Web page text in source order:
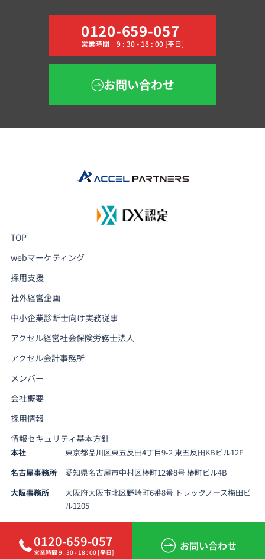
0120-659-057
営業時間 9 : 30 - 18 : 00 [平日] お問い合わせ
0120-659-057
営業時間 9 : 30 - 18 : 00 [平日]
お問い合わせ
TOP
webマーケティング
採用支援
社外経営企画
中小企業診断士向け実務従事
アクセル経営社会保険労務士法人
アクセル会計事務所
メンバー
会社概要
採用情報
情報セキュリティ基本方針
本社
東京都品川区東五反田4丁目9-2 東五反田KBビル12F
名古屋事務所
愛知県名古屋市中村区椿町12番8号 椿町ビル4B
大阪事務所
大阪府大阪市北区野崎町6番8号 トレックノース梅田ビ
ル1205
Copyright 2026 アクセルパートナーズ All Rights Reserved.